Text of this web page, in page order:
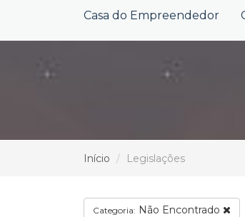
Casa do Empreendedor
Início Legislações
Categoria: Não Encontrado